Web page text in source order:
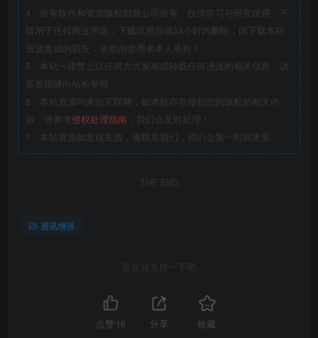
4、所有软件和资源版权归原公司所有，仅供学习与研究使用，不
得用于任何商业用途，下载试用后请24小时内删除，因下载本站
资源造成的损失，全部由使用者本人承担！
5、本站一律禁止以任何方式发布或转载任何违法的相关信息，访
客发现请向站长举报
6、本站资源均来自互联网，如本站存在侵犯您的版权的相关内
容，请参考侵权处理指南 ，我们会及时处理！
7、本站资源如发现失效，请联系我们，我们会第一时间更新。
THE END
通讯增强
喜欢就支持一下吧
点赞 16 分享 收藏